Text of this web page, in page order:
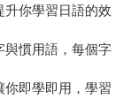
升你學習日語的效
與慣用語，每個字
你即學即用，學習